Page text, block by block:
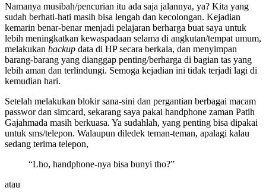
Namanya musibah/pencurian itu ada saja jalannya, ya? Kita yang
sudah berhati-hati masih bisa lengah dan kecolongan. Kejadian
kemarin benar-benar menjadi pelajaran berharga buat saya untuk
lebih meningkatkan kewaspadaan selama di angkutan/tempat umum,
melakukan backup data di HP secara berkala, dan menyimpan
barang-barang yang dianggap penting/berharga di bagian tas yang
lebih aman dan terlindungi. Semoga kejadian ini tidak terjadi lagi di
kemudian hari.
Setelah melakukan blokir sana-sini dan pergantian berbagai macam
passwor dan simcard, sekarang saya pakai handphone zaman Patih
Gajahmada masih berkuasa. Ya sudahlah, yang penting bisa dipakai
untuk sms/telepon. Walaupun diledek teman-teman, apalagi kalau
sedang terima telepon,
“Lho, handphone-nya bisa bunyi tho?”
atau